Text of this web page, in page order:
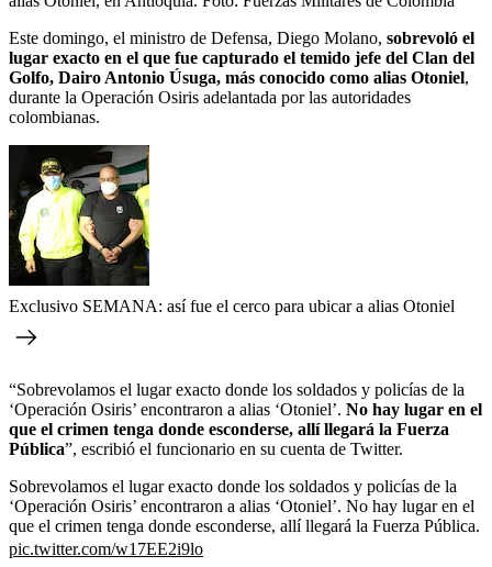
Este domingo, el ministro de Defensa, Diego Molano, sobrevoló el
lugar exacto en el que fue capturado el temido jefe del Clan del
Golfo, Dairo Antonio Úsuga, más conocido como alias Otoniel,
durante la Operación Osiris adelantada por las autoridades
colombianas.
Exclusivo SEMANA: así fue el cerco para ubicar a alias Otoniel
“Sobrevolamos el lugar exacto donde los soldados y policías de la
‘Operación Osiris’ encontraron a alias ‘Otoniel’. No hay lugar en el
que el crimen tenga donde esconderse, allí llegará la Fuerza
Pública”, escribió el funcionario en su cuenta de Twitter.
Sobrevolamos el lugar exacto donde los soldados y policías de la
‘Operación Osiris’ encontraron a alias ‘Otoniel’. No hay lugar en el
que el crimen tenga donde esconderse, allí llegará la Fuerza Pública.
pic.twitter.com/w17EE2i9lo